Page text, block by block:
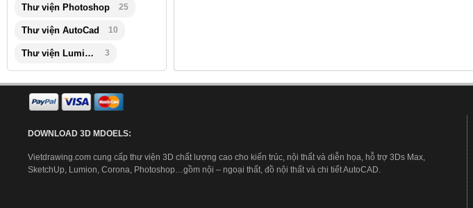
Thư viện Photoshop 25
Thư viện AutoCad 10
Thư viện Lumion 3
DOWNLOAD 3D MDOELS:
Vietdrawing.com cung cấp thư viện 3D chất lượng cao cho kiến trúc, nội thất và diễn họa, hỗ trợ 3Ds Max,
SketchUp, Lumion, Corona, Photoshop…gồm nội – ngoại thất, đồ nội thất và chi tiết AutoCAD.